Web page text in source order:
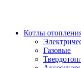
Котлы
Газовые